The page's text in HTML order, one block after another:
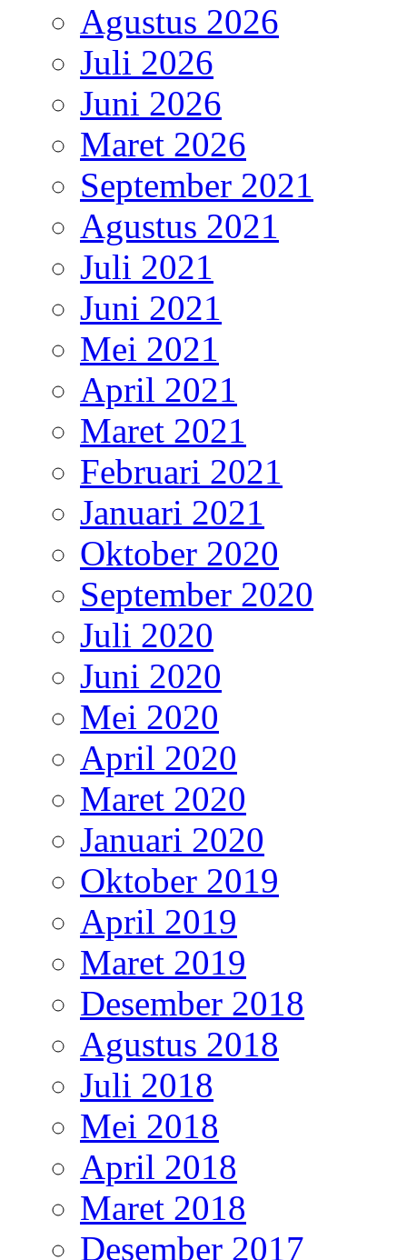
Agustus 2026
Juli 2026
Juni 2026
Maret 2026
September 2021
Agustus 2021
Juli 2021
Juni 2021
Mei 2021
April 2021
Maret 2021
Februari 2021
Januari 2021
Oktober 2020
September 2020
Juli 2020
Juni 2020
Mei 2020
April 2020
Maret 2020
Januari 2020
Oktober 2019
April 2019
Maret 2019
Desember 2018
Agustus 2018
Juli 2018
Mei 2018
April 2018
Maret 2018
Desember 2017